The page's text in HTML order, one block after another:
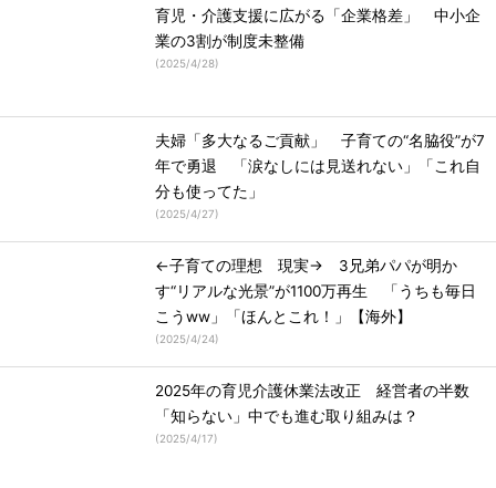
育児・介護支援に広がる「企業格差」 中小企
業の3割が制度未整備
(2025/4/28)
夫婦「多大なるご貢献」 子育ての“名脇役”が7
年で勇退 「涙なしには見送れない」「これ自
分も使ってた」
(2025/4/27)
←子育ての理想 現実→ 3兄弟パパが明か
す“リアルな光景”が1100万再生 「うちも毎日
こうww」「ほんとこれ！」【海外】
(2025/4/24)
2025年の育児介護休業法改正 経営者の半数
「知らない」中でも進む取り組みは？
(2025/4/17)